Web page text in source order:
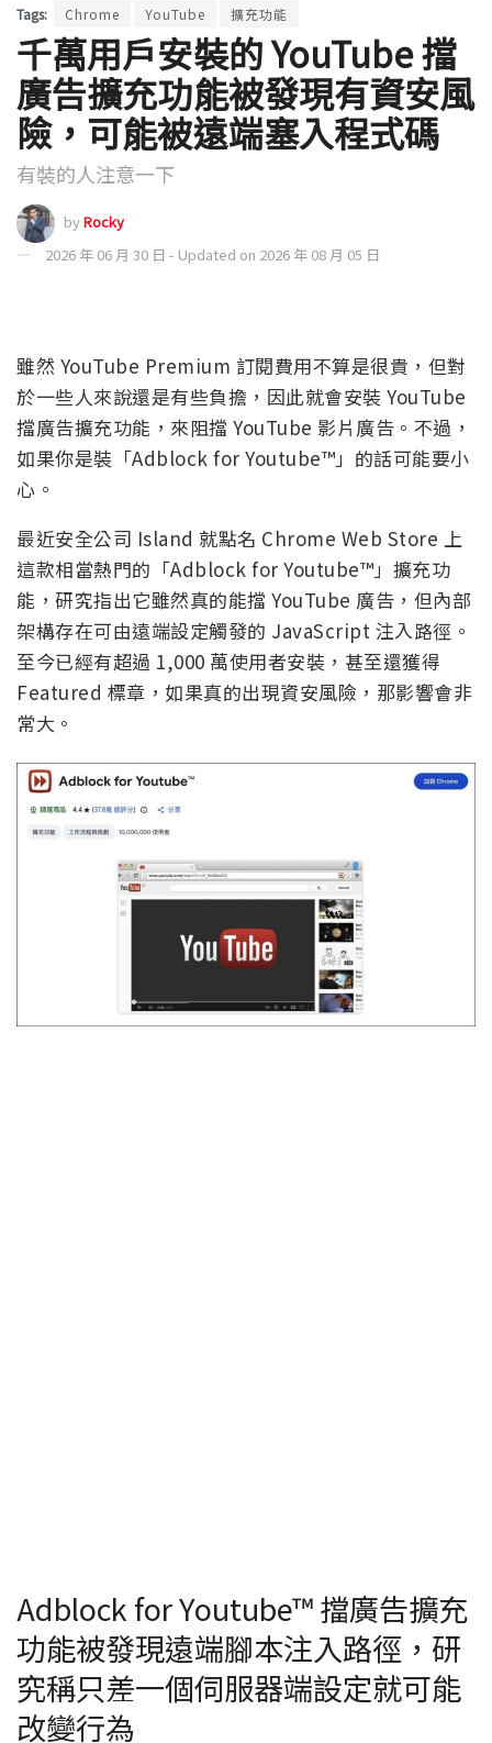
Tags: Chrome YouTube 擴充功能
千萬用戶安裝的 YouTube 擋
廣告擴充功能被發現有資安風
險，可能被遠端塞入程式碼
有裝的人注意一下
byRocky
2026 年 06 月 30 日 - Updated on 2026 年 08 月 05 日
雖然 YouTube Premium 訂閱費用不算是很貴，但對
於一些人來說還是有些負擔，因此就會安裝 YouTube
擋廣告擴充功能，來阻擋 YouTube 影片廣告。不過，
如果你是裝「Adblock for Youtube™」的話可能要小
心。
最近安全公司 Island 就點名 Chrome Web Store 上
這款相當熱門的「Adblock for Youtube™」擴充功
能，研究指出它雖然真的能擋 YouTube 廣告，但內部
架構存在可由遠端設定觸發的 JavaScript 注入路徑。
至今已經有超過 1,000 萬使用者安裝，甚至還獲得
Featured 標章，如果真的出現資安風險，那影響會非
常大。
Adblock for Youtube™ 擋廣告擴充
功能被發現遠端腳本注入路徑，研
究稱只差一個伺服器端設定就可能
改變行為